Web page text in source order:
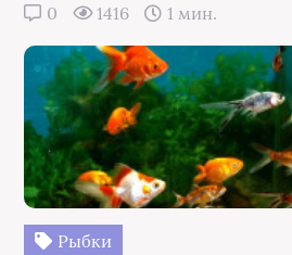
0 1416 1 мин.
Рыбки